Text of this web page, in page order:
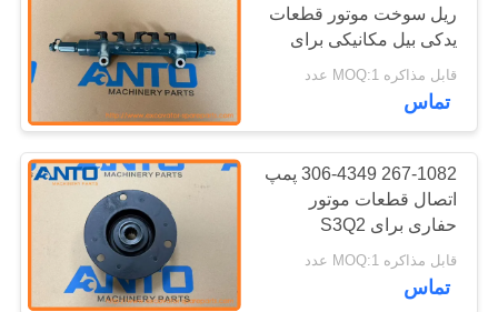
حریم
خصوصی
قطعات موتور بیل
1836
186
ریل سوخت موتور قطعات
یدکی بیل مکانیکی برای
C3.3B 308 SR 309 CR
قابل مذاکره MOQ:1 عدد
تماس
267-1082 306-4349 پمپ
اتصال قطعات موتور
حفاری برای S3Q2
303.5C CR 304D CR
قابل مذاکره MOQ:1 عدد
تماس